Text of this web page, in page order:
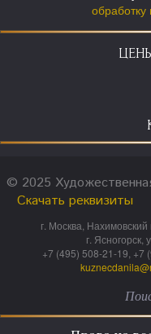
© 2025
Скачать реквизиты
г. Москва,
г. Ясногорск,
+7 (495) 508-21-19, +7